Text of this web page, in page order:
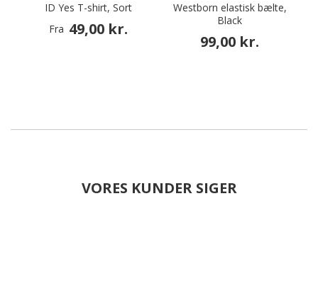
ID Yes T-shirt, Sort
Fra 49,00 kr.
Westborn elastisk bælte,
Black
99,00 kr.
VORES KUNDER SIGER